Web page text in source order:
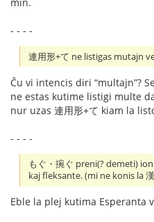
- - - -
連用形+て ne listigas mutajn
Ĉu vi intencis diri “multajn”?
ne estas kutime listigi multe
nur uzas 連用形+て kiam la
- - - -
もぐ・捥ぐ preni(? demeti)
kaj fleksante. (mi ne konis la 漢
Eble la plej kutima Esperanta